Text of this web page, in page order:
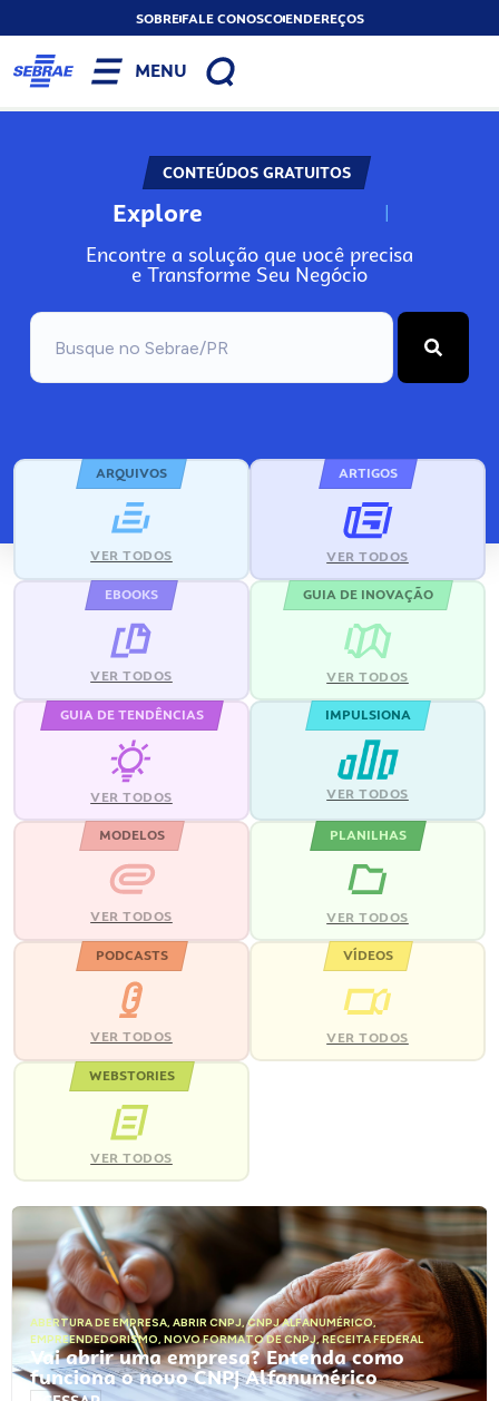
SOBREFALE CONOSCOENDEREÇOS
MENU
CONTEÚDOS GRATUITOS
Explore N
Encontre a solução que você precisa
e Transforme Seu Negócio
ARQUIVOS
VER TODOS
ARTIGOS
VER TODOS
EBOOKS
VER TODOS
GUIA DE INOVAÇÃO
VER TODOS
GUIA DE TENDÊNCIAS
VER TODOS
IMPULSIONA
VER TODOS
MODELOS
VER TODOS
PLANILHAS
VER TODOS
PODCASTS
VER TODOS
VÍDEOS
VER TODOS
WEBSTORIES
VER TODOS
ABERTURA DE EMPRESA, ABRIR CNPJ,CNPJ ALFANUMÉRICO,
EMPREENDEDORISMO, NOVO FORMATO DE CNPJ,RECEITA FEDERAL
Vai abrir uma empresa? Entenda como
funciona o novo CNPJ Alfanumérico